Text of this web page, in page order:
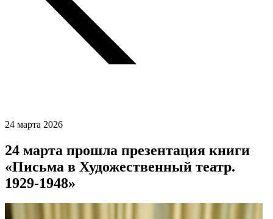
24 марта 2026
24 марта прошла презентация книги
«Письма в Художественный театр.
1929-1948»